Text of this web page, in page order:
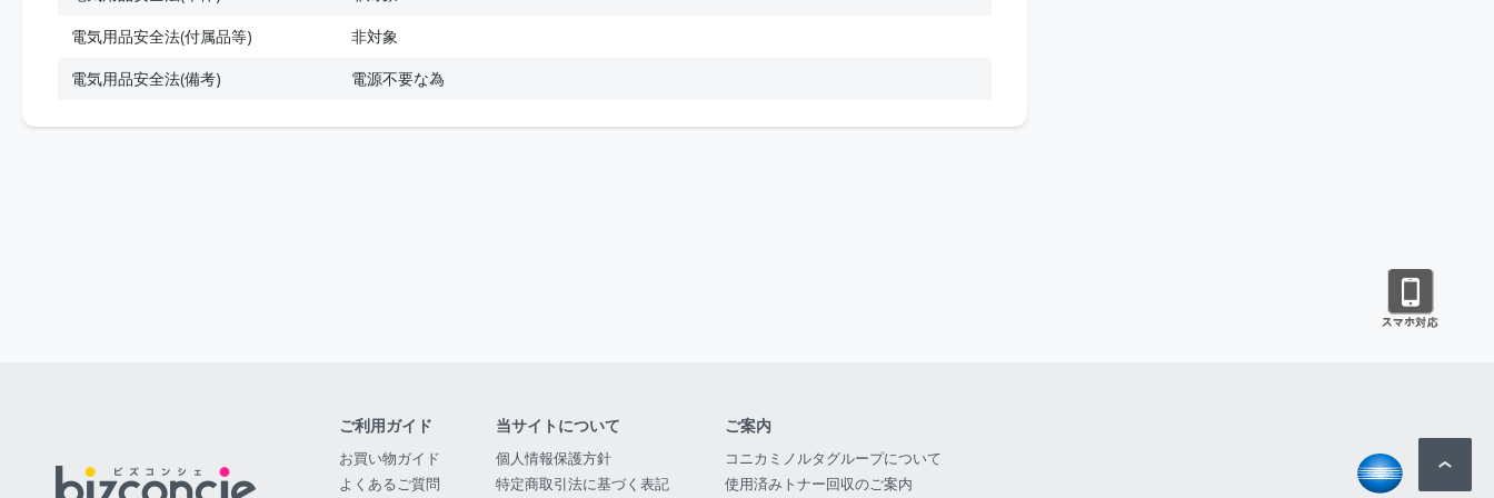
電気用品安全法(付属品等)
非対象
電気用品安全法(備考)
電源不要な為
ご利用ガイド
お買い物ガイド
よくあるご質問
当サイトについて
個人情報保護方針
特定商取引法に基づく表記
ご案内
コニカミノルタグループについて
使用済みトナー回収のご案内